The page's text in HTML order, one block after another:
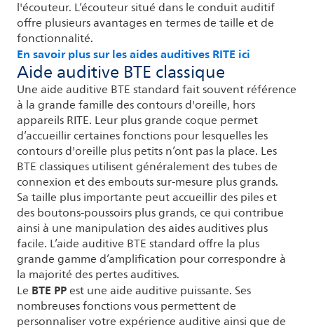
l'écouteur. L’écouteur situé dans le conduit auditif
offre plusieurs avantages en termes de taille et de
fonctionnalité.
En savoir plus sur les aides auditives RITE ici
Aide auditive BTE classique
Une aide auditive BTE standard fait souvent référence
à la grande famille des contours d'oreille, hors
appareils RITE. Leur plus grande coque permet
d’accueillir certaines fonctions pour lesquelles les
contours d'oreille plus petits n’ont pas la place. Les
BTE classiques utilisent généralement des tubes de
connexion et des embouts sur-mesure plus grands.
Sa taille plus importante peut accueillir des piles et
des boutons-poussoirs plus grands, ce qui contribue
ainsi à une manipulation des aides auditives plus
facile. L’aide auditive BTE standard offre la plus
grande gamme d’amplification pour correspondre à
la majorité des pertes auditives.
Le BTE PPest une aide auditive puissante. Ses
nombreuses fonctions vous permettent de
personnaliser votre expérience auditive ainsi que de